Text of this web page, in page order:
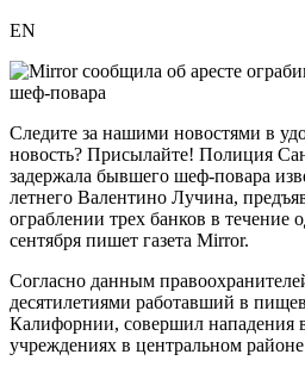
EN
Следите за нашими новостями в
новость? Присылайте! Полиция
задержала бывшего шеф-повара
летнего Валентино Лучина,
ограблении трех банков в течение
сентября пишет газета Mirror.
Согласно данным
десятилетиями работавший в
Калифорнии, совершил нападения
учреждениях в центральном районе